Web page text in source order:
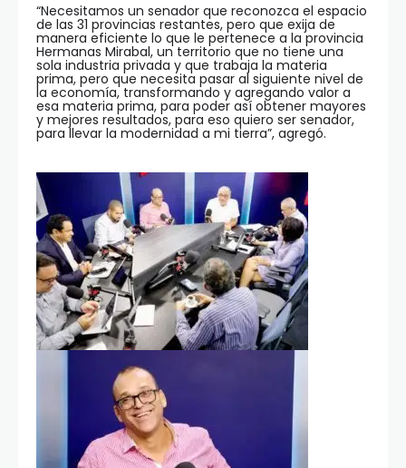
“Necesitamos un senador que reconozca el espacio
de las 31 provincias restantes, pero que exija de
manera eficiente lo que le pertenece a la provincia
Hermanas Mirabal, un territorio que no tiene una
sola industria privada y que trabaja la materia
prima, pero que necesita pasar al siguiente nivel de
la economía, transformando y agregando valor a
esa materia prima, para poder así obtener mayores
y mejores resultados, para eso quiero ser senador,
para llevar la modernidad a mi tierra”, agregó.